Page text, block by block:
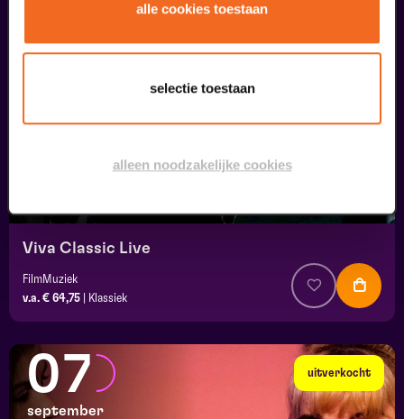
alle cookies toestaan
selectie toestaan
alleen noodzakelijke cookies
Viva Classic Live
FilmMuziek
v.a. € 64,75
Klassiek
uitverkocht
07
september